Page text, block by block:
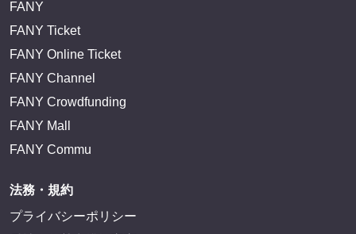
FANY
FANY Ticket
FANY Online Ticket
FANY Channel
FANY Crowdfunding
FANY Mall
FANY Commu
法務・規約
プライバシーポリシー